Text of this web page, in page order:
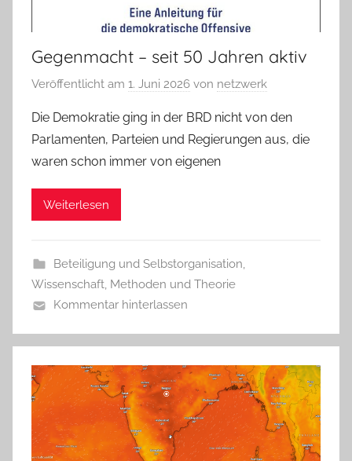
Gegenmacht – seit 50 Jahren aktiv
Veröffentlicht am 1. Juni 2026 von netzwerk
Die Demokratie ging in der BRD nicht von den
Parlamenten, Parteien und Regierungen aus, die
waren schon immer von eigenen
Weiterlesen
Beteiligung und Selbstorganisation,
Wissenschaft, Methoden und Theorie
Kommentar hinterlassen